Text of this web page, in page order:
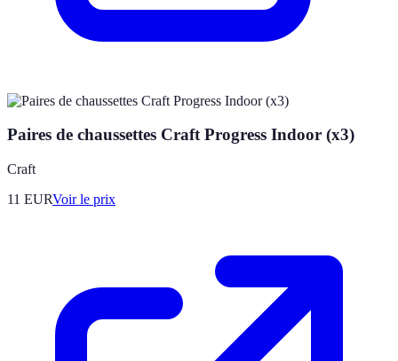
Paires de chaussettes Craft Progress Indoor (x3)
Craft
11 EURVoir le prix